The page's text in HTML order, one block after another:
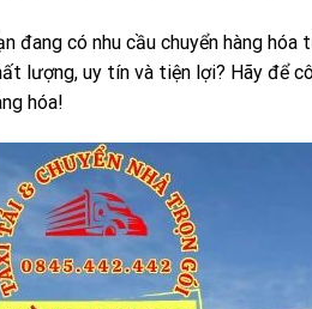
đang có nhu cầu chuyển hàng
lượng, uy tín và tiện lợi? Hãy để
hóa!